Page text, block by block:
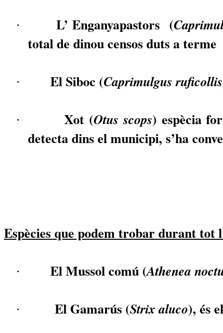
· L’ Enganyapastors (
total de dinou censos duts a terme
· El Siboc (Caprimulgus ruficollis
· Xot (Otus scops) espècia
detecta dins el municipi, s’ha
Espècies que podem trobar durant tot
· El Mussol comú (Athenea
· El Gamarús (Strixaluco), és